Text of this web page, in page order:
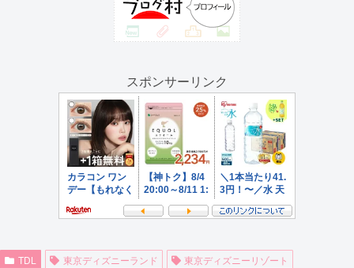
スポンサーリンク
TDL 東京ディズニーランド
東京ディズニーリゾート